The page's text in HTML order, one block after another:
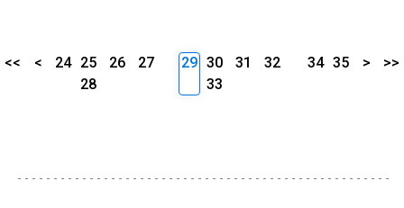
<< < 24 25 26
27
28
29 30 31
32
33
34 35 > >>